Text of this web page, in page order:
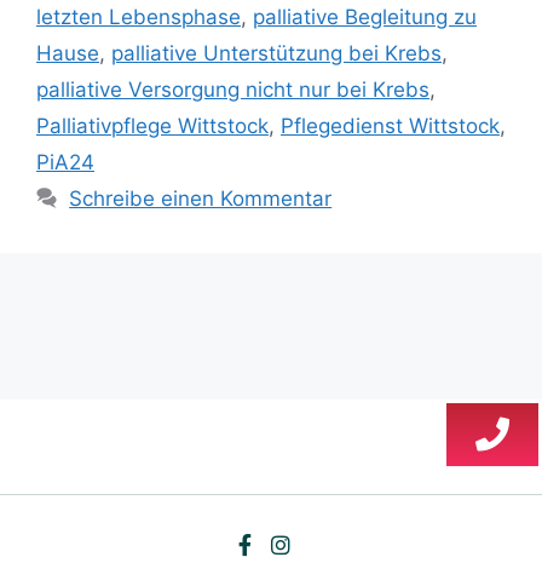
letzten Lebensphase, palliative Begleitung zu
Hause, palliative Unterstützung bei Krebs,
palliative Versorgung nicht nur bei Krebs,
Palliativpflege Wittstock, Pflegedienst Wittstock,
PiA24
Schreibe einen Kommentar